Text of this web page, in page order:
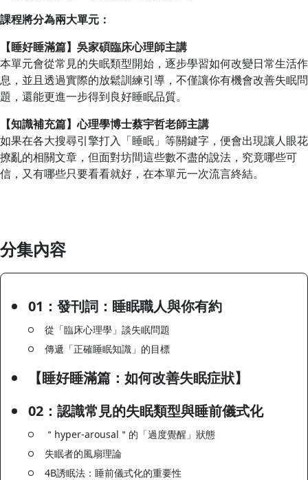
課程將分為兩大單元：
【睡好睡滿篇】吳家碩臨床心理師主講
本單元會從常見的失眠類型開始，逐步學習如何改變日常生活作
息，並且透過實際的放鬆訓練引導，不僅讓你有機會改善失眠問
題，還能更進一步得到良好睡眠品質。
【知識補充篇】心理學博士蔡宇哲老師主講
如果在各大搜尋引擎打入「睡眠」等關鍵字，便會出現讓人眼花
撩亂的相關文章，但面對坊間這些數不盡的說法，究竟哪些可
信，又有哪些只要看看就好，在本單元一次流言終結。
分集內容
01：發刊詞：睡眠職人與你有約
從「臨床心理學」談失眠問題
傳遞「正確睡眠知識」的目標
【睡好睡滿篇：如何改善失眠症狀】
02：認識常見的失眠類型與睡前儀式化
＂hyper-arousal＂的「過度覺醒」狀態
失眠者的風扇理論
4B誘眠法：睡前儀式化的重要性